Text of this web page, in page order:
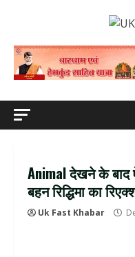
Animal देखने के बाद
बहन रिद्धिमा का
Uk Fast Khabar